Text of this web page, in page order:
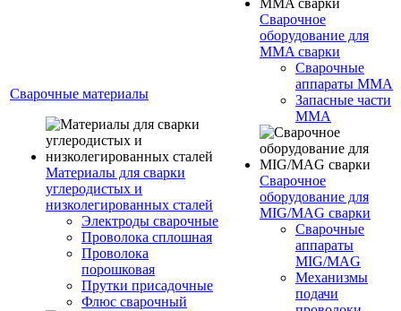
Сварочные материалы
Материалы для сварки
углеродистых и
низколегированных сталей
Электроды сварочные
Проволока сплошная
Проволока
порошковая
Прутки присадочные
Флюс сварочный
Сварочное
оборудование для
MMA сварки
Сварочные
аппараты MMA
Запасные части
MMA
Сварочное
оборудование для
MIG/MAG сварки
Сварочные
аппараты
MIG/MAG
Механизмы
подачи